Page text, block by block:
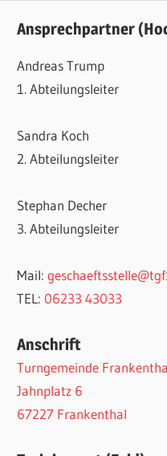
Ansprechpartner
Andreas Trump
1. Abteilungsleiter
Sandra Koch
2. Abteilungsleiter
Stephan Decher
3. Abteilungsleiter
Mail:
TEL: 06233 43033
Anschrift
Turngemeinde
Jahnplatz 6
67227 Frankenthal